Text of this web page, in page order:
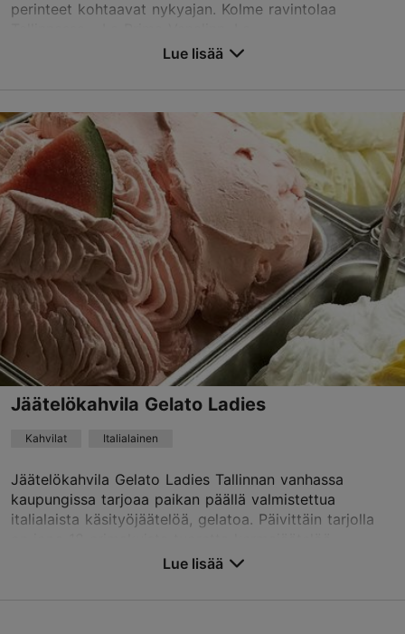
perinteet kohtaavat nykyajan. Kolme ravintolaa
Müürivahe tn 2, Tallinn
Vanhakaupunki
Ravintolat, Italialainen
vanalinn@laprima.restaurant
Varaa nyt
TripAdvisor suositus
1878 arvioon
Lue ja kirjoita kommentteja TripAdvisorissa
Lue lisää
Jäätelökahvila Gelato Ladies
Kahvilat Italialainen
Jäätelökahvila Gelato Ladies Tallinnan vanhassa
kaupungissa tarjoaa paikan päällä valmistettua
italialaista käsityöjäätelöä, gelatoa. Päivittäin tarjolla
Lue lisää